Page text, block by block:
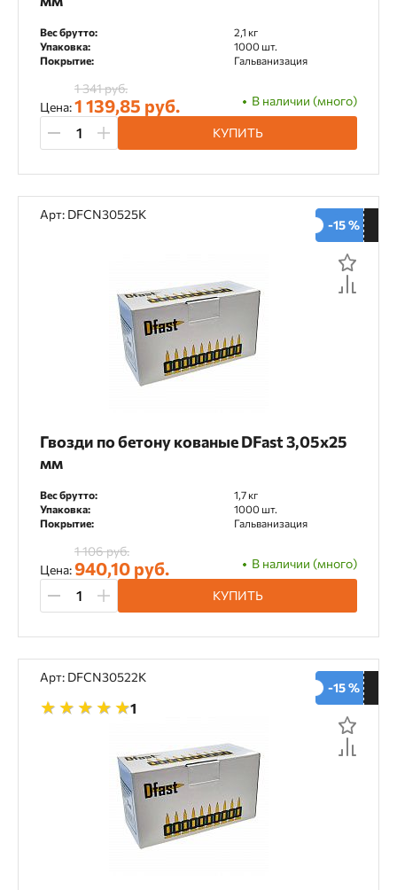
Покрытие
Гальванизация
Материал
Сталь
Аккумуляторный
Газовый
Пневматический
Ballistic Tip
Bullet Point
Вес брутто:
2,1 кг
Упаковка:
1000 шт.
Покрытие:
Гальванизация
Цена:
1 341 руб.
1 139,85 руб. В наличии (много)
КУПИТЬ
Арт: DFCN30525K
-15 %
Гвозди по бетону кованые DFast 3,05х25
мм
Вес брутто:
1,7 кг
Упаковка:
1000 шт.
Покрытие:
Гальванизация
Цена:
1 106 руб.
940,10 руб. В наличии (много)
КУПИТЬ
Арт: DFCN30522K
1
-15 %